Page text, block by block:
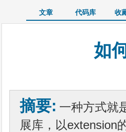
文章 代码库 收
如
摘要: 一种方式就
展库，以extension